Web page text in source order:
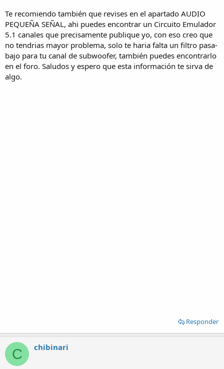
Te recomiendo también que revises en el apartado AUDIO
PEQUEÑA SEÑAL, ahi puedes encontrar un Circuito Emulador
5.1 canales que precisamente publique yo, con eso creo que
no tendrias mayor problema, solo te haria falta un filtro pasa-
bajo para tu canal de subwoofer, también puedes encontrarlo
en el foro. Saludos y espero que esta información te sirva de
algo.
Responder
C chibinari